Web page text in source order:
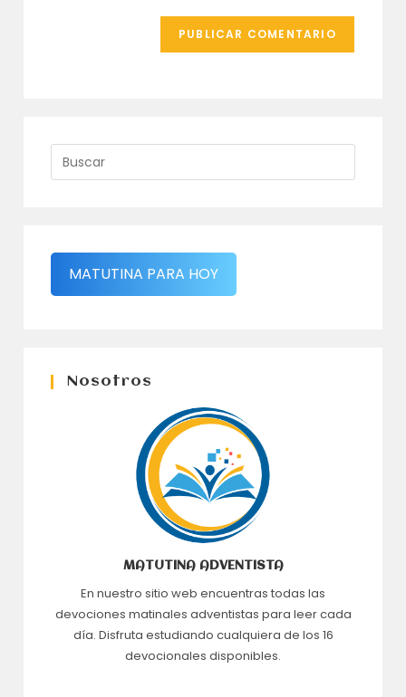
MATUTINA PARA HOY
Nosotros
MATUTINA ADVENTISTA
En nuestro sitio web encuentras todas las
devociones matinales adventistas para leer cada
día. Disfruta estudiando cualquiera de los 16
devocionales disponibles.